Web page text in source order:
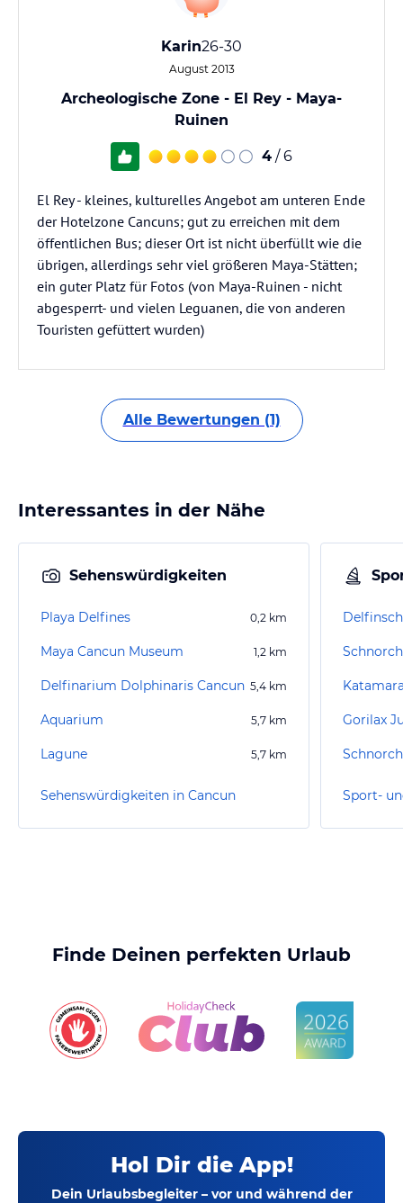
Karin26-30
August 2013
Archeologische Zone - El Rey - Maya-
Ruinen
4 / 6
El Rey - kleines, kulturelles Angebot am unteren Ende
der Hotelzone Cancuns; gut zu erreichen mit dem
öffentlichen Bus; dieser Ort ist nicht überfüllt wie die
übrigen, allerdings sehr viel größeren Maya-Stätten;
ein guter Platz für Fotos (von Maya-Ruinen - nicht
abgesperrt- und vielen Leguanen, die von anderen
Touristen gefüttert wurden)
Alle Bewertungen (1)
Interessantes in der Nähe
Sehenswürdigkeiten
Playa Delfines 0,2 km
Maya Cancun Museum 1,2 km
Delfinarium Dolphinaris Cancun 5,4 km
Aquarium 5,7 km
Lagune 5,7 km
Sehenswürdigkeiten in Cancun
Gorilax
Sport-
Finde Deinen perfekten Urlaub
Hol Dir die App!
Dein Urlaubsbegleiter – vor und während der